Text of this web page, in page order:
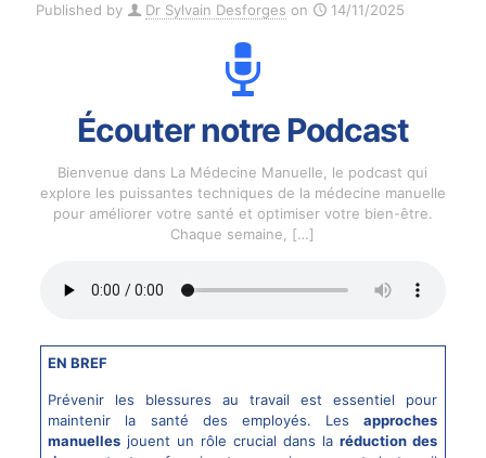
Published by Dr Sylvain Desforges on 14/11/2025
Écouter notre Podcast
Bienvenue dans La Médecine Manuelle, le podcast qui
explore les puissantes techniques de la médecine manuelle
pour améliorer votre santé et optimiser votre bien-être.
Chaque semaine,
[…]
EN BREF
Prévenir les blessures au travail est essentiel pour
maintenir la santé des employés. Lesapproches
manuelles jouent un rôle crucial dans laréduction des